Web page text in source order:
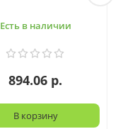
Есть в наличии
894.06 р.
В корзину